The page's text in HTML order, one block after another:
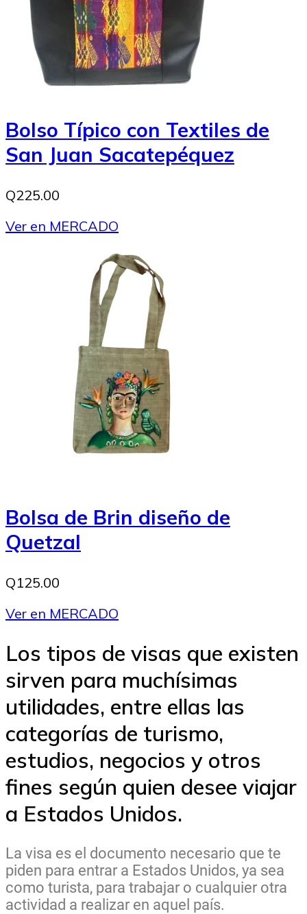
Bolso Típico con Textiles de
San Juan Sacatepéquez
Q225.00
Ver en MERCADO
Bolsa de Brin diseño de
Quetzal
Q125.00
Ver en MERCADO
Los tipos de visas que existen
sirven para muchísimas
utilidades, entre ellas las
categorías de turismo,
estudios, negocios y otros
fines según quien desee viajar
a Estados Unidos.
La visa es el documento necesario que te
piden para entrar a Estados Unidos, ya sea
como turista, para trabajar o cualquier otra
actividad a realizar en aquel país.